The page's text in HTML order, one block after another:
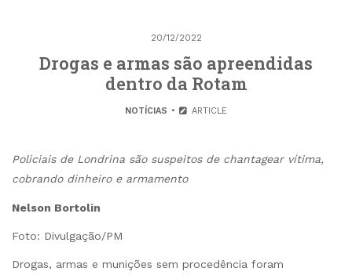
20/12/2022
Drogas e armas são apreendidas
dentro da Rotam
NOTÍCIAS ARTICLE
Policiais de Londrina são suspeitos de chantagear vítima,
cobrando dinheiro e armamento
Nelson Bortolin
Foto: Divulgação/PM
Drogas, armas e munições sem procedência foram